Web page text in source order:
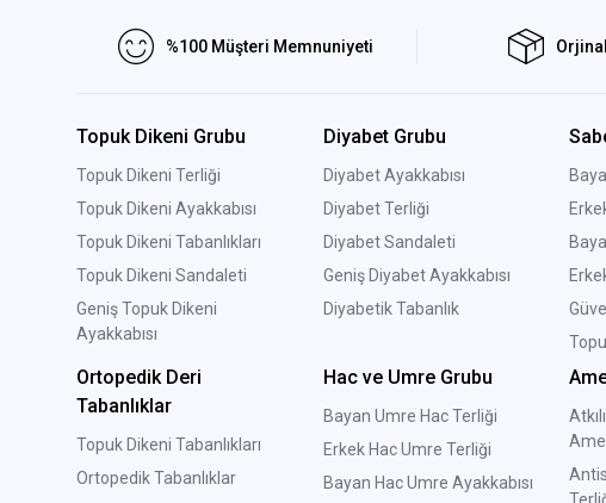
%100 Müşteri Memnuniyeti
Topuk Dikeni Grubu
Topuk Dikeni Terliği
Topuk Dikeni Ayakkabısı
Topuk Dikeni Tabanlıkları
Topuk Dikeni Sandaleti
Geniş Topuk Dikeni
Ayakkabısı
Diyabet Grubu
Diyabet Ayakkabısı
Diyabet Terliği
Diyabet Sandaleti
Geniş Diyabet Ayakkabısı
Diyabetik Tabanlık
Ortopedik Deri
Tabanlıklar
Topuk Dikeni Tabanlıkları
Ortopedik Tabanlıklar
Hac ve Umre Grubu
Bayan Umre Hac Terliği
Erkek Hac Umre Terliği
Bayan Hac Umre Ayakkabısı